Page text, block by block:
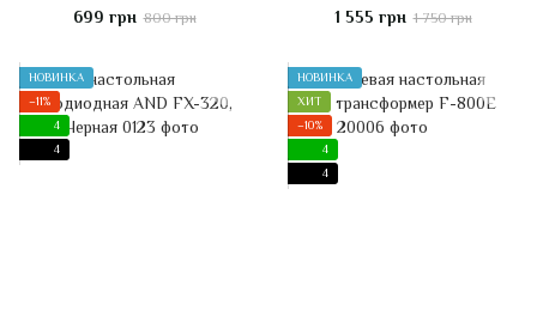
Вт, Черная
699 грн 800 грн
Вт, Белая
1 555 грн 1 750 грн
НОВИНКА
−11%
4
4
НОВИНКА
ХИТ
−10%
4
4